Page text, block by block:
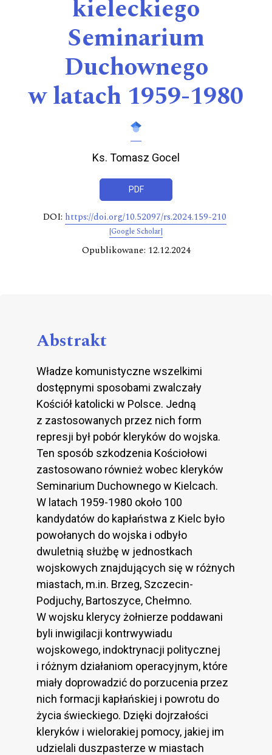
kieleckiego
Seminarium
Duchownego
w latach 1959-1980
Ks. Tomasz Gocel
PDF
DOI: https://doi.org/10.52097/rs.2024.159-210
[Google Scholar]
Opublikowane: 12.12.2024
Abstrakt
Władze komunistyczne wszelkimi
dostępnymi sposobami zwalczały
Kościół katolicki w Polsce. Jedną
z zastosowanych przez nich form
represji był pobór kleryków do wojska.
Ten sposób szkodzenia Kościołowi
zastosowano również wobec kleryków
Seminarium Duchownego w Kielcach.
W latach 1959-1980 około 100
kandydatów do kapłaństwa z Kielc było
powołanych do wojska i odbyło
dwuletnią służbę w jednostkach
wojskowych znajdujących się w różnych
miastach, m.in. Brzeg, Szczecin-
Podjuchy, Bartoszyce, Chełmno.
W wojsku klerycy żołnierze poddawani
byli inwigilacji kontrwywiadu
wojskowego, indoktrynacji politycznej
i różnym działaniom operacyjnym, które
miały doprowadzić do porzucenia przez
nich formacji kapłańskiej i powrotu do
życia świeckiego. Dzięki dojrzałości
kleryków i wielorakiej pomocy, jakiej im
udzielali duszpasterze w miastach